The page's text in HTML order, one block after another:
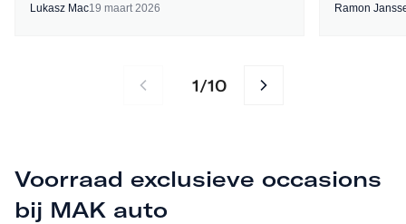
Lukasz Mac19 maart 2026 Ramon
1/10
Voorraad exclusieve occasions
bij MAK auto